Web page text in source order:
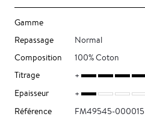
Gamme
Repassage
Normal
Composition
100% Coton
Titrage
Epaisseur
Référence
FM49545-000015